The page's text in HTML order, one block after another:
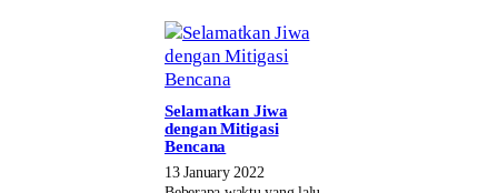
Selamatkan Jiwa
dengan Mitigasi
Bencana
13 January 2022